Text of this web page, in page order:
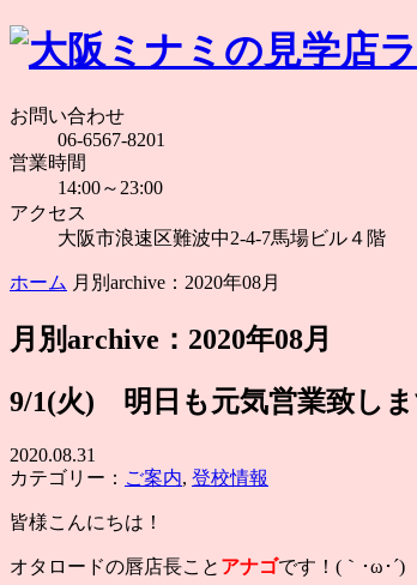
お問い合わせ
06-6567-8201
営業時間
14:00～23:00
アクセス
大阪市浪速区難波中2-4-7馬場ビル４階
ホーム 月別archive：2020年08月
月別archive：2020年08月
9/1(火) 明日も元気営業致し
2020.08.31
カテゴリー： ご案内, 登校情報
皆様こんにちは！
オタロードの唇店長こと アナゴです！(｀･ω･´)